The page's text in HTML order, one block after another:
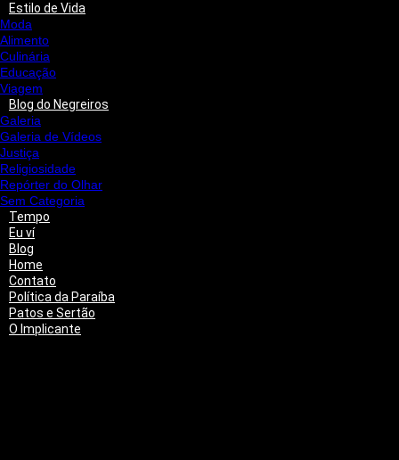
Estilo de Vida
Moda
Alimento
Culinária
Educação
Viagem
Blog do Negreiros
Galeria
Galeria de Vídeos
Justiça
Religiosidade
Repórter do Olhar
Sem Categoria
Tempo
Eu ví
Blog
Home
Contato
Política da Paraíba
Patos e Sertão
O Implicante